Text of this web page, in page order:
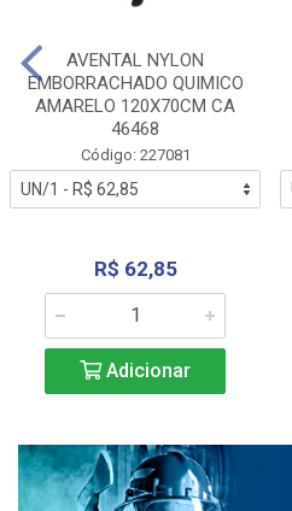
AVENTAL NYLON
EMBORRACHADO QUIMICO
AMARELO 120X70CM CA
46468
Código: 227081
R$ 62,85
Adicionar